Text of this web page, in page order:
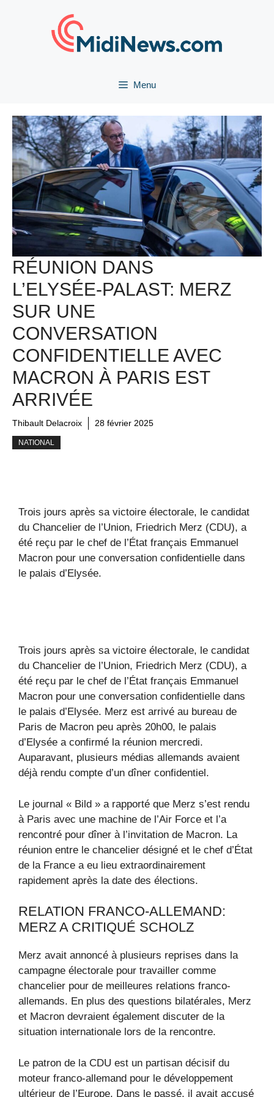
Menu
RÉUNION DANS
L’ELYSÉE-PALAST: MERZ
SUR UNE
CONVERSATION
CONFIDENTIELLE AVEC
MACRON À PARIS EST
ARRIVÉE
Thibault Delacroix 28 février 2025
NATIONAL
Trois jours après sa victoire électorale, le candidat
du Chancelier de l’Union, Friedrich Merz (CDU), a
été reçu par le chef de l’État français Emmanuel
Macron pour une conversation confidentielle dans
le palais d’Elysée.
Trois jours après sa victoire électorale, le candidat
du Chancelier de l’Union, Friedrich Merz (CDU), a
été reçu par le chef de l’État français Emmanuel
Macron pour une conversation confidentielle dans
le palais d’Elysée. Merz est arrivé au bureau de
Paris de Macron peu après 20h00, le palais
d’Elysée a confirmé la réunion mercredi.
Auparavant, plusieurs médias allemands avaient
déjà rendu compte d’un dîner confidentiel.
Le journal « Bild » a rapporté que Merz s’est rendu
à Paris avec une machine de l’Air Force et l’a
rencontré pour dîner à l’invitation de Macron. La
réunion entre le chancelier désigné et le chef d’État
de la France a eu lieu extraordinairement
rapidement après la date des élections.
RELATION FRANCO-ALLEMAND:
MERZ A CRITIQUÉ SCHOLZ
Merz avait annoncé à plusieurs reprises dans la
campagne électorale pour travailler comme
chancelier pour de meilleures relations franco-
allemands. En plus des questions bilatérales, Merz
et Macron devraient également discuter de la
situation internationale lors de la rencontre.
Le patron de la CDU est un partisan décisif du
moteur franco-allemand pour le développement
ultérieur de l’Europe. Dans le passé, il avait accusé